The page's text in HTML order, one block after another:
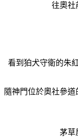
往奧社
看到狛犬守衛的朱
隨神門位於奧社參
茅草